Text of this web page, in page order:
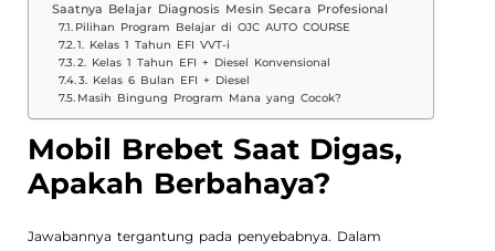
Saatnya Belajar Diagnosis Mesin Secara Profesional
Pilihan Program Belajar di OJC AUTO COURSE
1. Kelas 1 Tahun EFI VVT-i
2. Kelas 1 Tahun EFI + Diesel Konvensional
3. Kelas 6 Bulan EFI + Diesel
Masih Bingung Program Mana yang Cocok?
Mobil Brebet Saat Digas,
Apakah Berbahaya?
Jawabannya tergantung pada penyebabnya. Dalam